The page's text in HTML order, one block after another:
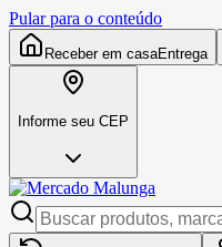
Pular para o conteúdo
Receber em casaEntrega
Informe seu CEP